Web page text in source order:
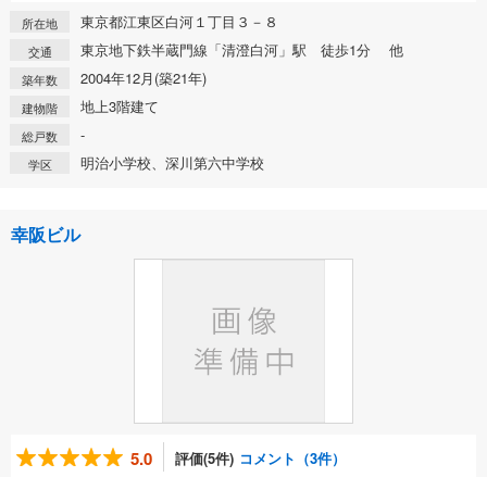
所在地 東京都江東区白河１丁目３－８
交通 東京地下鉄半蔵門線「清澄白河」駅 徒歩1分 他
築年数 2004年12月(築21年)
建物階 地上3階建て
総戸数 -
学区 明治小学校、深川第六中学校
幸阪ビル
5.0 評価(5件) コメント（3件）